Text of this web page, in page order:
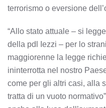
terrorismo o eversione
“Allo stato attuale – si
della pdl Iezzi – per lo
maggiorenne la legge
ininterrotta nel nostro
come per gli altri casi, alla
tratta di un vuoto